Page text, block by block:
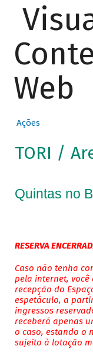
Web
Ações
TORI /
Quintas no
RESERVA
Caso não tenha
pela internet,
recepção do
espetáculo, a
ingressos
receberá apenas
o caso, estando o
sujeito à lotação